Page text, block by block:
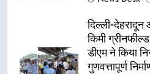
दिल्ली-
किमी
डीएम ने किया
गुणवत्तापूर्ण